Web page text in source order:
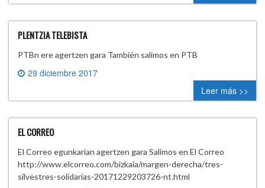
PLENTZIA TELEBISTA
PTBn ere agertzen gara También salimos en PTB
29 diciembre 2017
0 comment
Leer más >>
EL CORREO
El Correo egunkarian agertzen gara Salimos en El Correo
http://www.elcorreo.com/bizkaia/margen-derecha/tres-
silvestres-solidarias-20171229203726-nt.html